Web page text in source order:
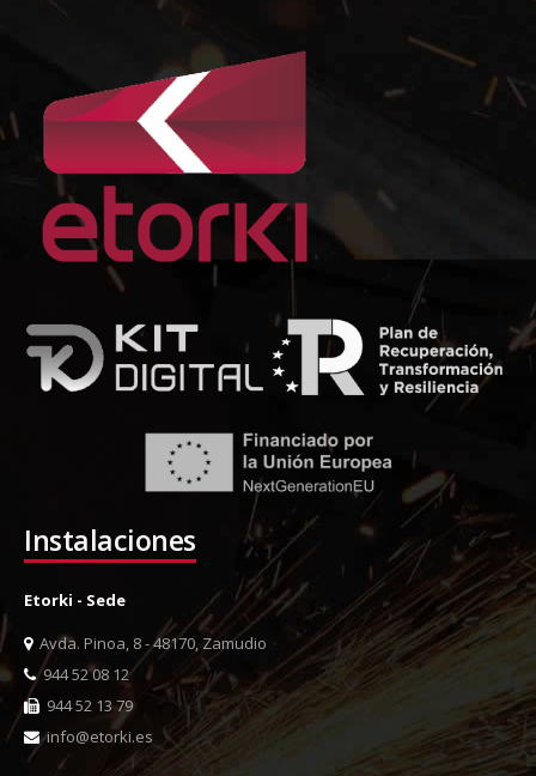
Instalaciones
Etorki - Sede
Avda. Pinoa, 8 - 48170, Zamudio
944 52 08 12
944 52 13 79
info@etorki.es